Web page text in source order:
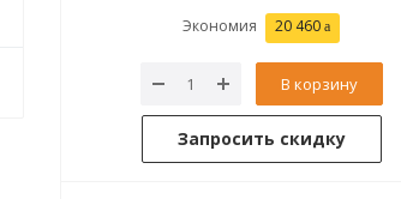
Экономия 20 460
В корзину
Запросить скидку